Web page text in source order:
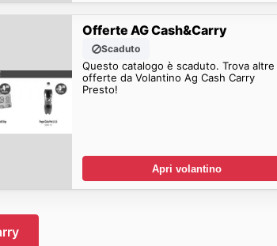
Offerte AG Cash&Carry
Scaduto
Questo catalogo è scaduto. Trova altre
offerte da Volantino Ag Cash Carry
Presto!
Apri volantino